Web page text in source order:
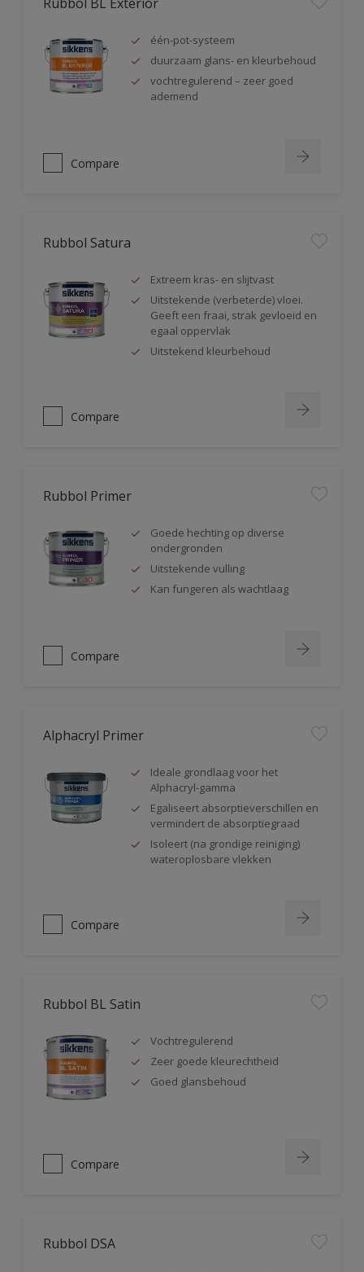
één-pot-systeem
duurzaam glans- en kleurbehoud
vochtregulerend – zeer goed
ademend
Compare
Rubbol Satura
Extreem kras- en slijtvast
Uitstekende (verbeterde) vloei.
Geeft een fraai, strak gevloeid en
egaal oppervlak
Uitstekend kleurbehoud
Compare
Rubbol Primer
Goede hechting op diverse
ondergronden
Uitstekende vulling
Kan fungeren als wachtlaag
Compare
Alphacryl Primer
Ideale grondlaag voor het
Alphacryl-gamma
Egaliseert absorptieverschillen en
vermindert de absorptiegraad
Isoleert (na grondige reiniging)
wateroplosbare vlekken
Compare
Rubbol BL Satin
Vochtregulerend
Zeer goede kleurechtheid
Goed glansbehoud
Compare
Rubbol DSA